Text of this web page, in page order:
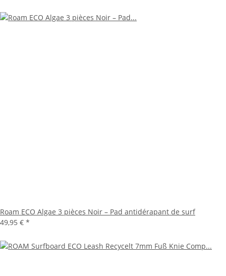
Roam ECO Algae 3 pièces Noir – Pad antidérapant de surf
49,95 € *